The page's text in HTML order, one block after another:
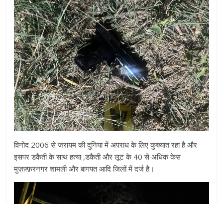
विनोद 2006 से जरायम की दुनिया में अपराध के लिए कुख्यात रहा है और
इसपर डकैती के साथ हत्या ,डकैती और लूट के 40 से अधिक केस
मुज़फ़्फ़रनगर शामली और बागपत आदि जिलों में दर्ज है।